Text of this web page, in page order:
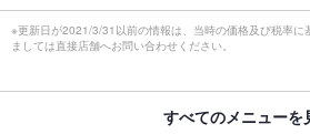
※更新日が2021/3/31以前の情報は、当時の価格及び税率に
ましては直接店舗へお問い合わせください。
すべてのメニューを